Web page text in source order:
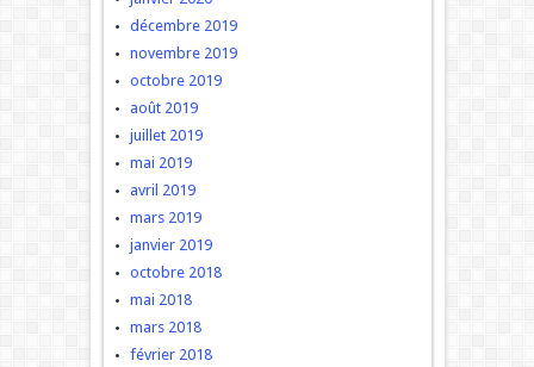
décembre 2019
novembre 2019
octobre 2019
août 2019
juillet 2019
mai 2019
avril 2019
mars 2019
janvier 2019
octobre 2018
mai 2018
mars 2018
février 2018